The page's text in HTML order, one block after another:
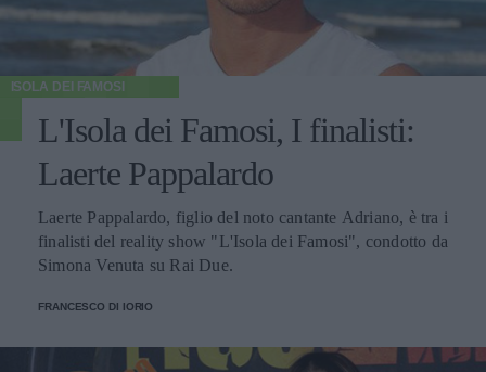
ISOLA DEI FAMOSI
L'Isola dei Famosi, I finalisti:
Laerte Pappalardo
Laerte Pappalardo, figlio del noto cantante Adriano, è tra i
finalisti del reality show "L'Isola dei Famosi", condotto da
Simona Venuta su Rai Due.
FRANCESCO DI IORIO